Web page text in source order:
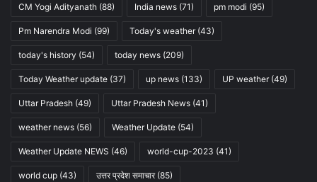
CM Yogi Adityanath (88) India news (71) pm modi (95)
Pm Narendra Modi (99) Today's weather(43)
today's history (54) today news (209)
Today Weather update (37) up news (133) UP weather(49)
Uttar Pradesh (49) Uttar Pradesh News (41)
weather news (56) Weather Update (54)
Weather Update NEWS (46) world-cup-2023 (41)
world cup (43) उत्तर प्रदेश समाचार(85)